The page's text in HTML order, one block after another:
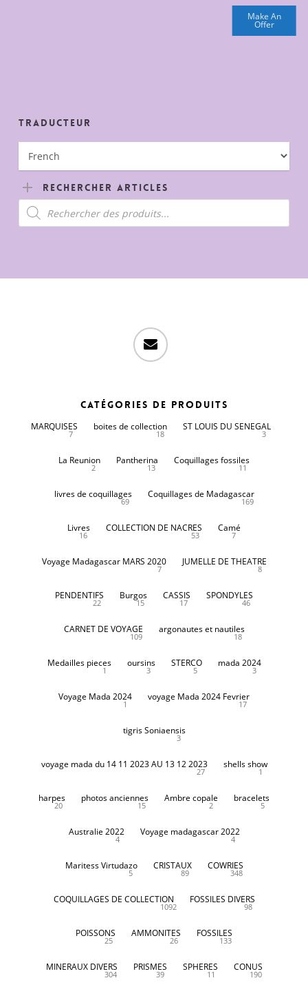
Make An
Offer
Traducteur
Rechercher Articles
Recherche
de
produits
email
Catégories de produits
MARQUISES
7
boites de collection
18
ST LOUIS DU SENEGAL
3
La Reunion
2
Pantherina
13
Coquillages fossiles
11
livres de coquillages
69
Coquillages de Madagascar
169
Livres
16
COLLECTION DE NACRES
53
Camé
7
Voyage Madagascar MARS 2020
7
JUMELLE DE THEATRE
8
PENDENTIFS
22
Burgos
15
CASSIS
17
SPONDYLES
46
CARNET DE VOYAGE
109
argonautes et nautiles
18
Medailles pieces
1
oursins
3
STERCO
5
mada 2024
3
Voyage Mada 2024
1
voyage Mada 2024 Fevrier
17
tigris Soniaensis
3
voyage mada du 14 11 2023 AU 13 12 2023
27
shells show
1
harpes
20
photos anciennes
15
Ambre copale
2
bracelets
5
Australie 2022
4
Voyage madagascar 2022
4
Maritess Virtudazo
5
CRISTAUX
89
COWRIES
348
COQUILLAGES DE COLLECTION
1092
FOSSILES DIVERS
98
POISSONS
25
AMMONITES
26
FOSSILES
133
MINERAUX DIVERS
304
PRISMES
39
SPHERES
11
CONUS
190